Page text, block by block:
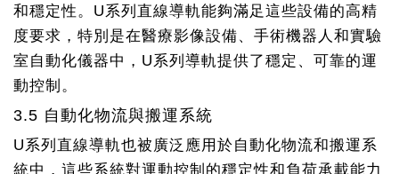
和穩定性。U系列直線導軌能夠滿足這些設備的高精
度要求，特別是在醫療影像設備、手術機器人和實驗
室自動化儀器中，U系列導軌提供了穩定、可靠的運
動控制。
3.5 自動化物流與搬運系統
U系列直線導軌也被廣泛應用於自動化物流和搬運系
統中，這些系統對運動控制的穩定性和負荷承載能力